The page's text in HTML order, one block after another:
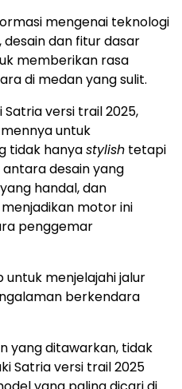
mengenai teknologi
dan fitur dasar
memberikan rasa
di medan yang sulit.
Satria versi trail 2025,
untuk
tidak hanyastylish tetapi
antara desain yang
handal, dan
motor ini
penggemar
untuk menjelajahi jalur
berkendara
yang ditawarkan, tidak
Satria versi trail 2025